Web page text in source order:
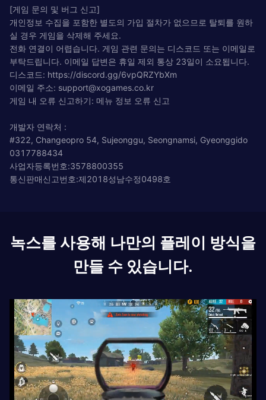
[게임 문의 및 버그 신고]
개인정보 수집을 포함한 별도의 가입 절차가 없으므로 탈퇴를 원하
실 경우 게임을 삭제해 주세요.
전화 연결이 어렵습니다. 게임 관련 문의는 디스코드 또는 이메일로
부탁드립니다. 이메일 답변은 휴일 제외 통상 23일이 소요됩니다.
디스코드: https://discord.gg/6vpQRZYbXm
이메일 주소: support@xogames.co.kr
게임 내 오류 신고하기: 메뉴 정보 오류 신고
개발자 연락처 :
#322, Changeopro 54, Sujeonggu, Seongnamsi, Gyeonggido
0317788434
사업자등록번호:3578800355
통신판매신고번호:제2018성남수정0498호
녹스를 사용해 나만의 플레이 방식을
만들 수 있습니다.